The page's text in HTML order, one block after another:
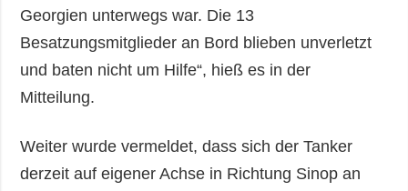
Georgien unterwegs war. Die 13
Besatzungsmitglieder an Bord blieben unverletzt
und baten nicht um Hilfe“, hieß es in der
Mitteilung.
Weiter wurde vermeldet, dass sich der Tanker
derzeit auf eigener Achse in Richtung Sinop an